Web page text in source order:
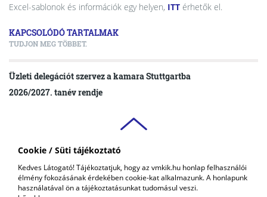
Cookie / Süti tájékoztató
Kedves Látogató! Tájékoztatjuk, hogy az vmkik.hu honlap felhasználói
élmény fokozásának érdekében cookie-kat alkalmazunk. A honlapunk
használatával ön a tájékoztatásunkat tudomásul veszi.
Excel-sablonok és információk egy helyen, ITT érhetők el.
KAPCSOLÓDÓ TARTALMAK
TUDJON MEG TÖBBET.
Üzleti delegációt szervez a kamara Stuttgartba
2026/2027. tanév rendje
VAS VÁRMEGYEI
KERESKEDELMI ÉS IPARKAMARA
COPYRIGHT © 2018 - 2026 VMKIK. |
ALL RIGHTS RESERVED! DESIGNED &
POWERED BY
POSITIVE ADAMSKY